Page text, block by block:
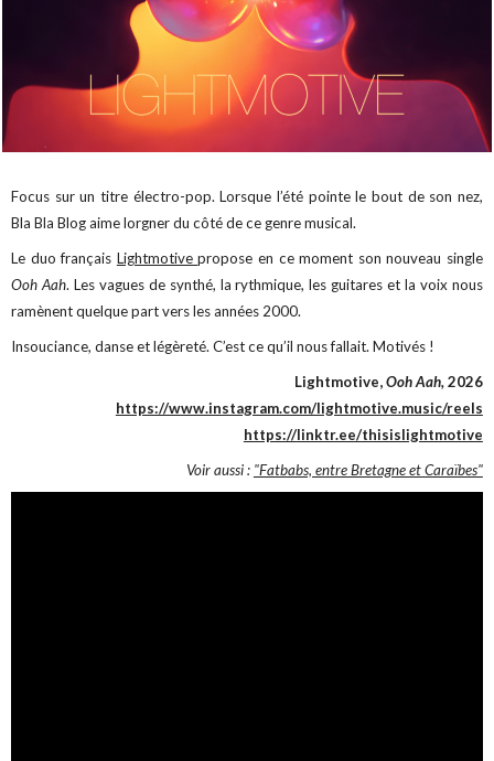
Focus sur un titre électro-pop. Lorsque l’été pointe le bout de son nez,
Bla Bla Blog aime lorgner du côté de ce genre musical.
Le duo français Lightmotivepropose en ce moment son nouveau single
Ooh Aah. Les vagues de synthé, la rythmique, les guitares et la voix nous
ramènent quelque part vers les années 2000.
Insouciance, danse et légèreté. C’est ce qu’il nous fallait. Motivés !
Lightmotive,Ooh Aah,2026
https://www.instagram.com/lightmotive.music/reels
https://linktr.ee/thisislightmotive
Voir aussi : "Fatbabs, entre Bretagne et Caraïbes"